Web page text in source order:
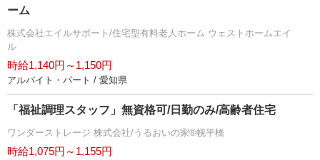
ーム
株式会社エイルサポート/住宅型有料老人ホーム ウェストホームエイ
ル
時給1,140円～1,150円
アルバイト・パート / 愛知県
「福祉調理スタッフ」無資格可/日勤のみ/高齢者住宅
ワンダーストレージ 株式会社/うるおいの家®幌平橋
時給1,075円～1,155円